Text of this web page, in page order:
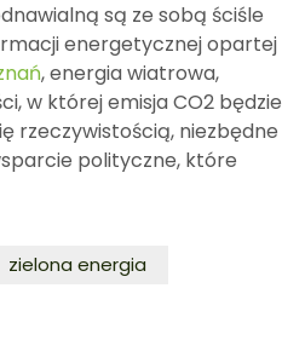
są ze sobą ściśle
energetycznej opartej
, energia wiatrowa,
w której emisja CO2 będzie
rzeczywistością, niezbędne
polityczne, które
zielona energia